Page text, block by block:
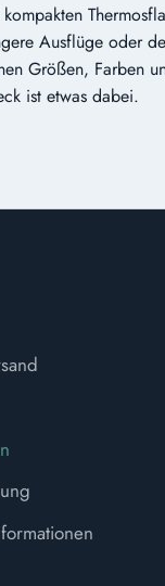
Ausflüge oder
Größen, Farben
ist etwas dabei.